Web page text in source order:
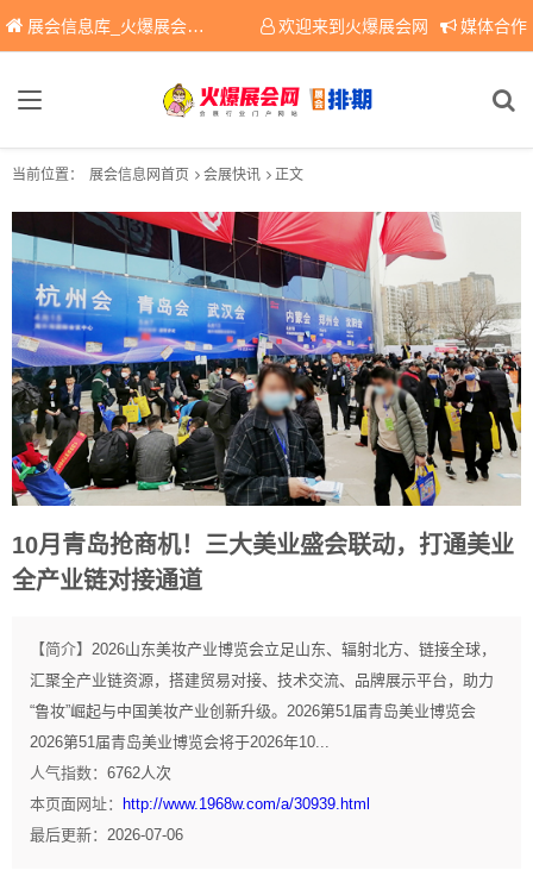
展会信息库_火爆展会网免费展会信息查询平台，提供专业会展服务！ 欢迎来到火爆展会网 媒体合作
当前位置： 展会信息网首页 会展快讯 正文
10月青岛抢商机！三大美业盛会联动，打通美业
全产业链对接通道
【简介】 2026山东美妆产业博览会立足山东、辐射北方、链接全球，
汇聚全产业链资源，搭建贸易对接、技术交流、品牌展示平台，助力
“鲁妆”崛起与中国美妆产业创新升级。2026第51届青岛美业博览会
2026第51届青岛美业博览会将于2026年10...
人气指数： 6762人次
本页面网址：
http://www.1968w.com/a/30939.html
最后更新： 2026-07-06